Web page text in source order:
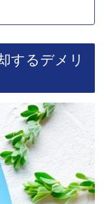
するデメリ